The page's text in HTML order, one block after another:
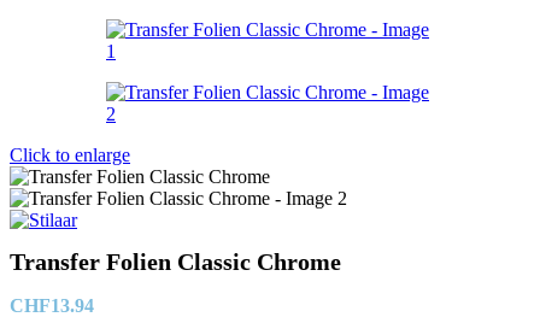
Click to enlarge
Transfer Folien Classic Chrome
CHF13.94